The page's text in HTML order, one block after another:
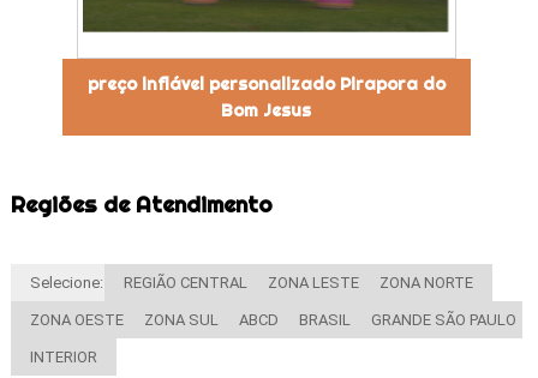
preço inflável personalizado Pirapora do
Bom Jesus
Regiões de Atendimento
Selecione: REGIÃO CENTRAL ZONA LESTE ZONA NORTE
ZONA OESTE ZONA SUL ABCD BRASIL GRANDE SÃO PAULO
INTERIOR